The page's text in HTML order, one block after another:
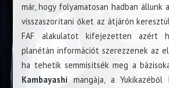
már, hogy folyamatosan hadban állunk
visszaszorítani őket az átjárón
FAF alakulatot kifejezetten azért
planétán információt szerezzenek az
ha tehetik semmisítsék meg a
Kambayashi mangája, a